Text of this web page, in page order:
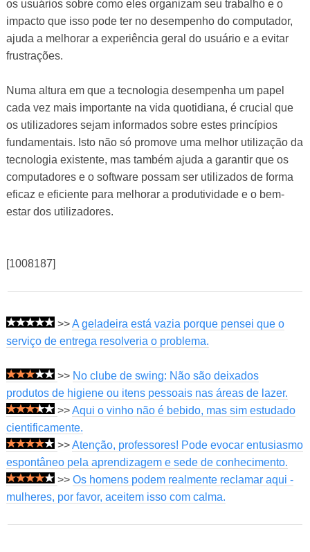
os usuários sobre como eles organizam seu trabalho e o
impacto que isso pode ter no desempenho do computador,
ajuda a melhorar a experiência geral do usuário e a evitar
frustrações.
Numa altura em que a tecnologia desempenha um papel
cada vez mais importante na vida quotidiana, é crucial que
os utilizadores sejam informados sobre estes princípios
fundamentais. Isto não só promove uma melhor utilização da
tecnologia existente, mas também ajuda a garantir que os
computadores e o software possam ser utilizados de forma
eficaz e eficiente para melhorar a produtividade e o bem-
estar dos utilizadores.
[1008187]
>>A geladeira está vazia porque pensei que o
serviço de entrega resolveria o problema.
>> No clube de swing: Não são deixados
produtos de higiene ou itens pessoais nas áreas de lazer.
>>Aqui o vinho não é bebido, mas sim estudado
cientificamente.
>>Atenção, professores! Pode evocar entusiasmo
espontâneo pela aprendizagem e sede de conhecimento.
>> Os homens podem realmente reclamar aqui -
mulheres, por favor, aceitem isso com calma.